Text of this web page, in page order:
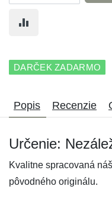
DARČEK ZADARMO
Popis Recenzie
Určenie:
Kvalitne spracovaná
pôvodného originálu.